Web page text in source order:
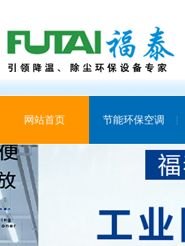
网站首页 节能环保空调